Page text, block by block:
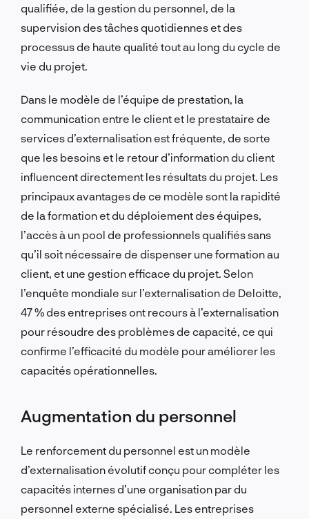
qualifiée, de la gestion du personnel, de la
supervision des tâches quotidiennes et des
processus de haute qualité tout au long du cycle de
vie du projet.
Dans le modèle de l’équipe de prestation, la
communication entre le client et le prestataire de
services d’externalisation est fréquente, de sorte
que les besoins et le retour d’information du client
influencent directement les résultats du projet. Les
principaux avantages de ce modèle sont la rapidité
de la formation et du déploiement des équipes,
l’accès à un pool de professionnels qualifiés sans
qu’il soit nécessaire de dispenser une formation au
client, et une gestion efficace du projet. Selon
l’enquête mondiale sur l’externalisation de Deloitte,
47 % des entreprises ont recours à l’externalisation
pour résoudre des problèmes de capacité, ce qui
confirme l’efficacité du modèle pour améliorer les
capacités opérationnelles.
Augmentation du personnel
Le renforcement du personnel est un modèle
d’externalisation évolutif conçu pour compléter les
capacités internes d’une organisation par du
personnel externe spécialisé. Les entreprises